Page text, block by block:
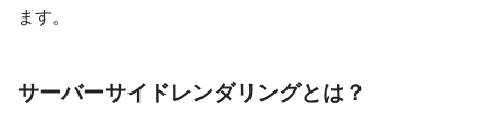
ます。
サーバーサイドレンダリングとは？